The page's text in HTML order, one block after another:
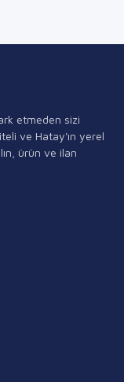
etmeden sizi
ve Hatay'ın yerel
ürün ve ilan